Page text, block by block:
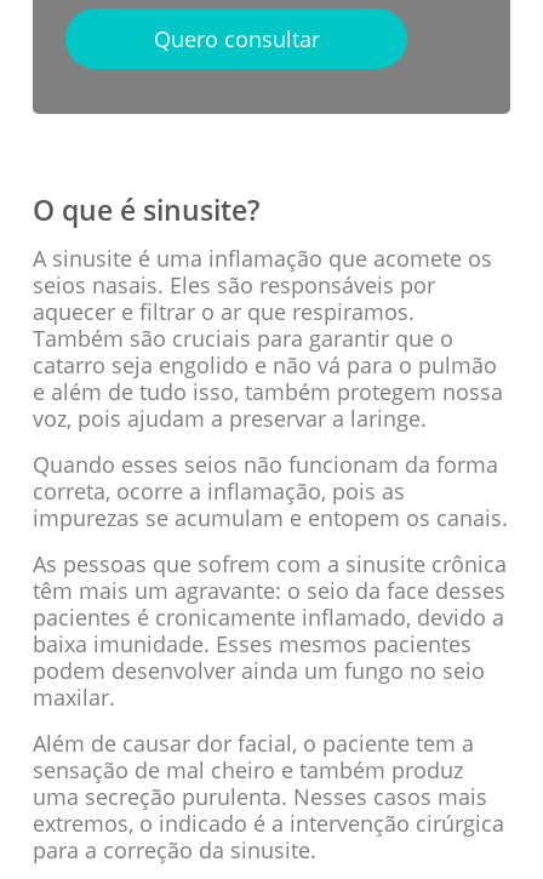
Quero consultar
O que é sinusite?
A sinusite é uma inflamação que acomete os
seios nasais. Eles são responsáveis por
aquecer e filtrar o ar que respiramos.
Também são cruciais para garantir que o
catarro seja engolido e não vá para o pulmão
e além de tudo isso, também protegem nossa
voz, pois ajudam a preservar a laringe.
Quando esses seios não funcionam da forma
correta, ocorre a inflamação, pois as
impurezas se acumulam e entopem os canais.
As pessoas que sofrem com a sinusite crônica
têm mais um agravante: o seio da face desses
pacientes é cronicamente inflamado, devido a
baixa imunidade. Esses mesmos pacientes
podem desenvolver ainda um fungo no seio
maxilar.
Além de causar dor facial, o paciente tem a
sensação de mal cheiro e também produz
uma secreção purulenta. Nesses casos mais
extremos, o indicado é a intervenção cirúrgica
para a correção da sinusite.